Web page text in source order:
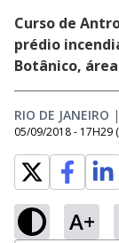
Curso de
prédio
Botânico,
RIO DE JANEIRO |
05/09/2018 - 17H29
A+